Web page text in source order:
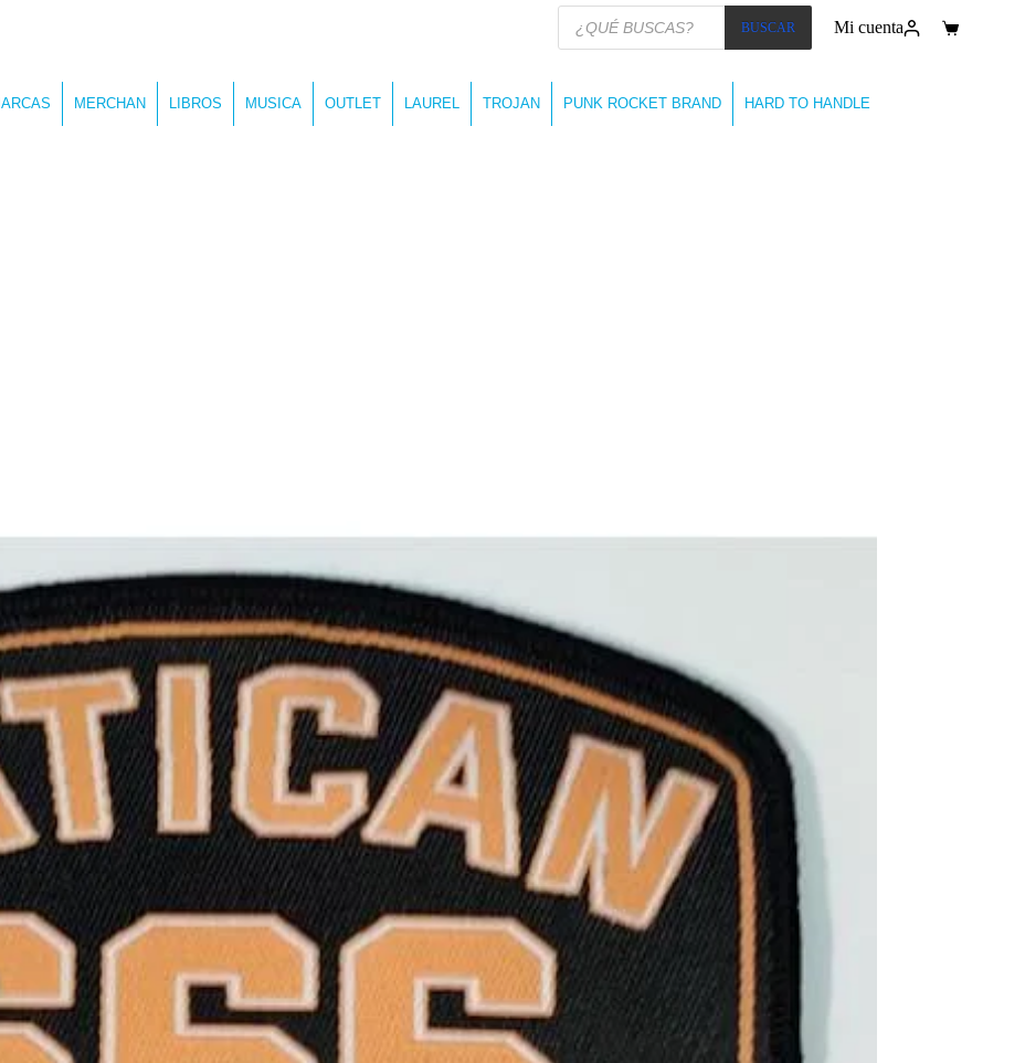
Búsqueda
productos
BUSCAR Mi cuenta
Carro
MERCHAN LIBROS MUSICA OUTLET LAUREL TROJAN PUNK ROCKET BRAND HARD TO HANDLE